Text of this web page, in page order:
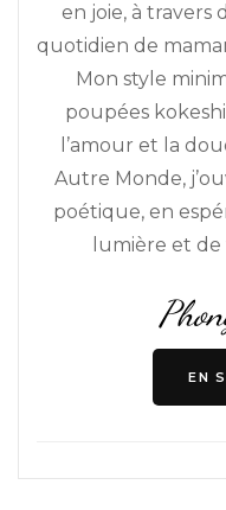
en joie, à travers
quotidien de
Mon style
poupées
l’amour et la
Autre Monde,
poétique, en
lumière et
EN